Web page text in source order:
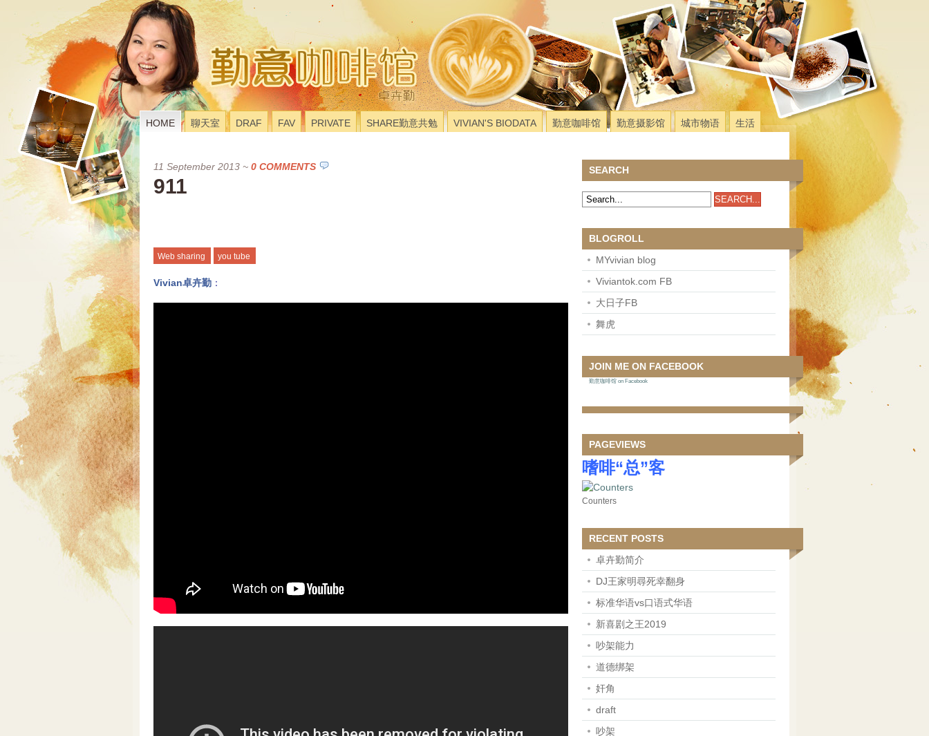
HOME 聊天室 DRAF FAV PRIVATE SHARE勤意共勉 VIVIAN'S BIODATA 勤意咖啡馆 勤意摄影馆 城市物语 生活
11 September 2013 ~ 0 COMMENTS
911
Web sharing you tube
Vivian卓卉勤 ：
SEARCH
BLOGROLL
MYvivian blog
Viviantok.com FB
大日子FB
舞虎
JOIN ME ON FACEBOOK
勤意咖啡馆 on Facebook
PAGEVIEWS
嗜啡“总”客
Counters
RECENT POSTS
卓卉勤简介
DJ王家明尋死幸翻身
标准华语vs口语式华语
新喜剧之王2019
吵架能力
道德绑架
奸角
draft
吵架